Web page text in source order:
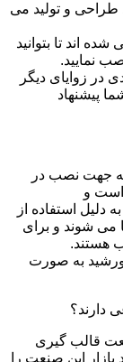
طراحی و تولید می
اند تا بتوانید
نمایید.
زوایای دیگر
پیشنهاد
جهت نصب در
است و
دلیل استفاده از
می شوند و برای
هستند.
به صورت
دارند؟
قالب گیری
می شود و مقدار 85 درصد بازار این صنعت را